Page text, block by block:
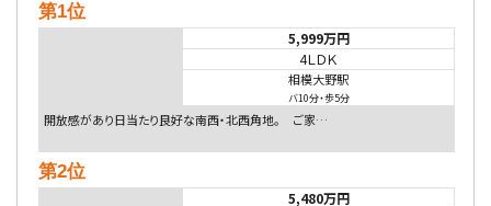
第1位
5,999万円
4ＬＤＫ
相模大野駅
バ10分・歩5分
開放感があり日当たり良好な南西・北西角地。 ご家…
第2位
5,480万円